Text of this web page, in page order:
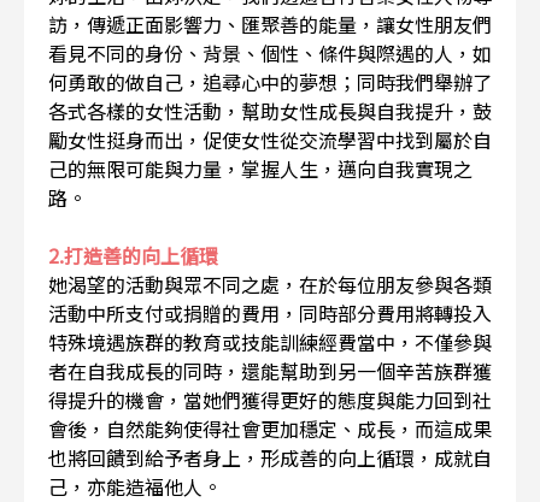
訪，傳遞正面影響力、匯聚善的能量，讓女性朋友們
看見不同的身份、背景、個性、條件與際遇的人，如
何勇敢的做自己，追尋心中的夢想；同時我們舉辦了
各式各樣的女性活動，幫助女性成長與自我提升，鼓
勵女性挺身而出，促使女性從交流學習中找到屬於自
己的無限可能與力量，掌握人生，邁向自我實現之
路。
2.打造善的向上循環
她渴望的活動與眾不同之處，在於每位朋友參與各類
活動中所支付或捐贈的費用，同時部分費用將轉投入
特殊境遇族群的教育或技能訓練經費當中，不僅參與
者在自我成長的同時，還能幫助到另一個辛苦族群獲
得提升的機會，當她們獲得更好的態度與能力回到社
會後，自然能夠使得社會更加穩定、成長，而這成果
也將回饋到給予者身上，形成善的向上循環，成就自
己，亦能造福他人。